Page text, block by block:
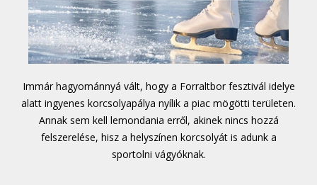
Immár hagyománnyá vált, hogy a Forraltbor fesztivál idelye
alatt ingyenes korcsolyapálya nyílik a piac mögötti területen.
Annak sem kell lemondania erről, akinek nincs hozzá
felszerelése, hisz a helyszínen korcsolyát is adunk a
sportolni vágyóknak.